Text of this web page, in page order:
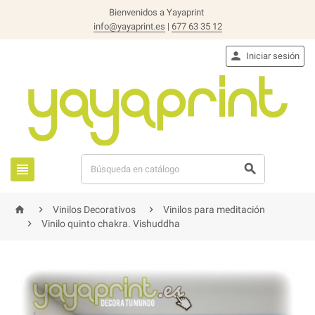
Bienvenidos a Yayaprint
info@yayaprint.es | 677 63 35 12
 
 Iniciar sesión
  Vinilos Decorativos 
Vinilos para meditación

Vinilo quinto chakra. Vishuddha